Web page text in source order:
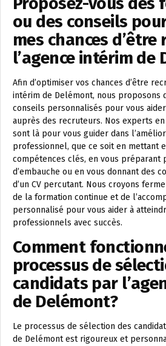
ou des conseils
mes chances
l’agence intérim de
Afin d’optimiser vos chances d’être
intérim de Delémont, nous proposons
conseils personnalisés pour vous
auprès des recruteurs. Nos experts
sont là pour vous guider dans
professionnel, que ce soit en mettant
compétences clés, en vous préparant
d’embauche ou en vous donnant des
d’un CV percutant. Nous croyons
de la formation continue et de
personnalisé pour vous aider à
professionnels avec succès.
Comment
processus de
candidats par
de Delémont?
Le processus de sélection des
de Delémont est rigoureux et